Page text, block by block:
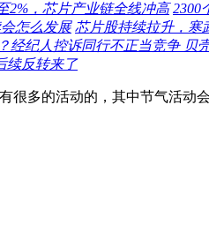
2%，芯片产业链全线冲高 2300
怎么发展 芯片股持续拉升，寒
经纪人控诉同行不正当竞争 贝
续反转来了
多的活动的，其中节气活